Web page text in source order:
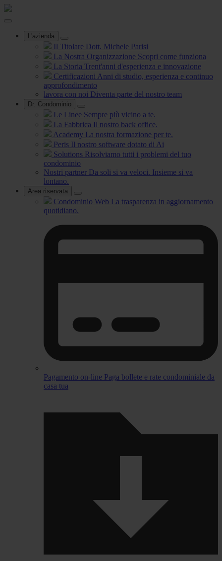
L'azienda
Il Titolare Dott. Michele Parisi
La Nostra Organizzazione Scopri come funziona
La Storia Trent'anni d'esperienza e innovazione
Certificazioni Anni di studio, esperienza e continuo
approfondimento
lavora con noi Diventa parte del nostro team
Dr. Condominio
Le Linee Sempre più vicino a te.
La Fabbrica Il nostro back office.
Academy La nostra formazione per te.
Peris Il nostro software dotato di Ai
Solutions Risolviamo tutti i problemi del tuo
condominio
Nostri partner Da soli si va veloci. Insieme si va
lontano.
Area riservata
Condominio Web La trasparenza in aggiornamento
quotidiano.
Pagamento on-line Paga bollete e rate condominiale da
casa tua